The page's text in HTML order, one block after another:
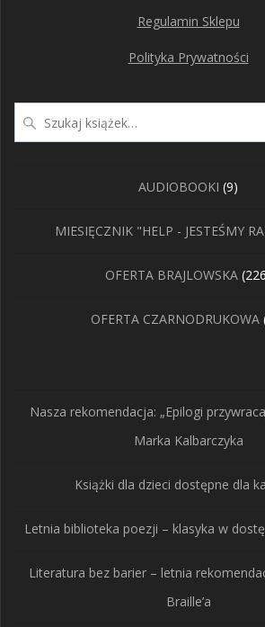
Regulamin Sklepu
Polityka Prywatności
AUDIOBOOKI 99
MIESIĘCZNIK "HELP - JESTEŚMY
OFERTA BRAJLOWSKA 226
OFERTA CZARNODRUKOWA
Nasza rekomendacja: „Epilogi
Marka Kalbarczyka
Książki dla dzieci dostępne dla
Letnia biblioteka poezji – klasyka w
Literatura bez barier – letnia
Braille’a